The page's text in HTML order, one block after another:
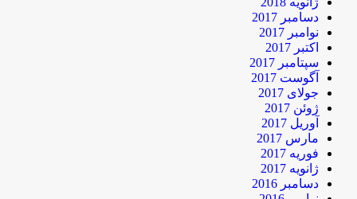
دسامبر 2017
نوامبر 2017
اکتبر 2017
سپتامبر 2017
آگوست 2017
جولای 2017
ژوئن 2017
آوریل 2017
مارس 2017
فوریه 2017
ژانویه 2017
دسامبر 2016